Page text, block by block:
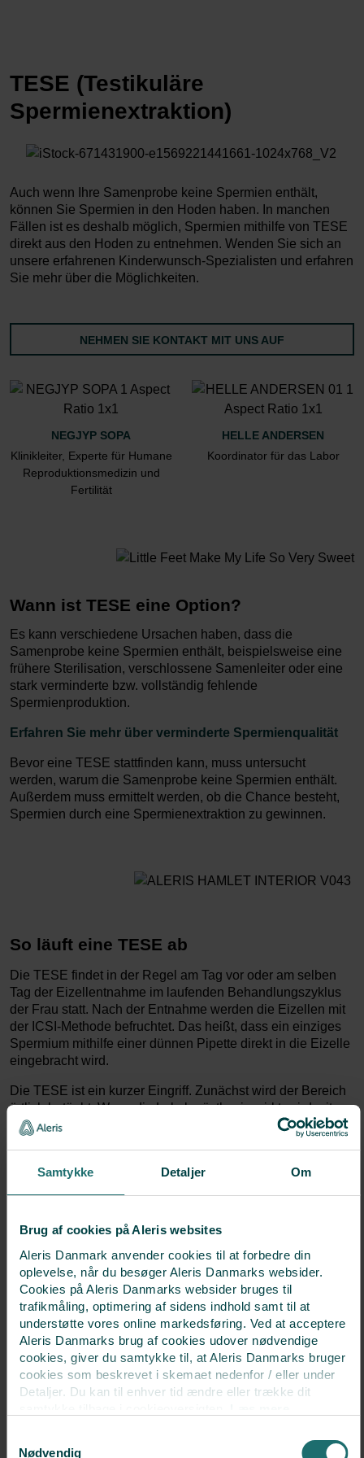
Samtykke Detaljer Om
Brug af cookies på Aleris websites
Aleris Danmark anvender cookies til at forbedre din
oplevelse, når du besøger Aleris Danmarks websider.
Cookies på Aleris Danmarks websider bruges til
trafikmåling, optimering af sidens indhold samt til at
understøtte vores online markedsføring. Ved at acceptere
Aleris Danmarks brug af cookies udover nødvendige
cookies, giver du samtykke til, at Aleris Danmarks bruger
cookies som beskrevet i skemaet nedenfor / eller under
Detaljer. Du kan til enhver tid ændre eller trække dit
Deaktiverer du cookies, kan du opleve, at visse sider,
Nødvendig
TESE (Testikuläre
Spermienextraktion)
Auch wenn Ihre Samenprobe keine Spermien enthält,
können Sie Spermien in den Hoden haben. In manchen
Fällen ist es deshalb möglich, Spermien mithilfe von TESE
direkt aus den Hoden zu entnehmen. Wenden Sie sich an
unsere erfahrenen Kinderwunsch-Spezialisten und erfahren
Sie mehr über die Möglichkeiten.
NEHMEN SIE KONTAKT MIT UNS AUF
NEGJYP SOPA
Klinikleiter, Experte für Humane
Reproduktionsmedizin und
Fertilität
HELLE ANDERSEN
Koordinator für das Labor
Wann ist TESE eine Option?
Es kann verschiedene Ursachen haben, dass die
Samenprobe keine Spermien enthält, beispielsweise eine
frühere Sterilisation, verschlossene Samenleiter oder eine
stark verminderte bzw. vollständig fehlende
Spermienproduktion.
Erfahren Sie mehr über verminderte Spermienqualität
Bevor eine TESE stattfinden kann, muss untersucht
werden, warum die Samenprobe keine Spermien enthält.
Außerdem muss ermittelt werden, ob die Chance besteht,
Spermien durch eine Spermienextraktion zu gewinnen.
So läuft eine TESE ab
Die TESE findet in der Regel am Tag vor oder am selben
Tag der Eizellentnahme im laufenden Behandlungszyklus
der Frau statt. Nach der Entnahme werden die Eizellen mit
der ICSI-Methode befruchtet. Das heißt, dass ein einziges
Spermium mithilfe einer dünnen Pipette direkt in die Eizelle
eingebracht wird.
Die TESE ist ein kurzer Eingriff. Zunächst wird der Bereich
örtlich betäubt. Wenn die Lokalanästhesie wirkt, wird mit
einer dünnen Kanüle eine kleine Gewebeprobe
entnommen, die sofort in unserem Labor untersucht wird.
Anschließend ruhen Sie 15-30 Minuten im
Nach der TESE
Wenn die Betäubung nachlässt, können leichte Schmerzen
in den Hoden auftreten. In der Regel können Paracetamol
(Panodil, Pinex oder Pamol) und NSAID (Ipren, Brufen,
Voltaren usw.) die Beschwerden lindern. Sollten große
Schmerzen, starke Schwellungen der Hoden und/oder
Fieber auftreten, wenden Sie sich bitte an die
Kinderwunschklinik, Ihren Hausarzt oder den ärztlichen
Es besteht das Risiko, dass wir keine brauchbaren